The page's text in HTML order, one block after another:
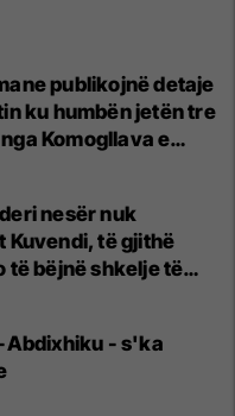
publikojnë detaje
ku humbën jetën tre
Komogllava e
nesër nuk
Kuvendi, të gjithë
të bëjnë shkelje të
Abdixhiku - s'ka